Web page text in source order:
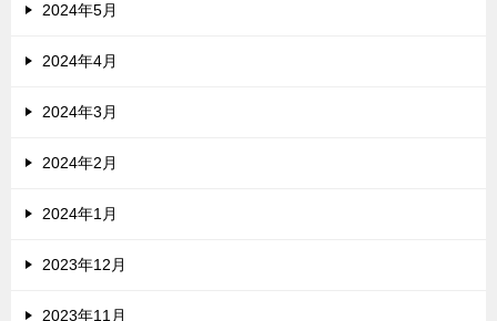
2024年5月
2024年4月
2024年3月
2024年2月
2024年1月
2023年12月
2023年11月